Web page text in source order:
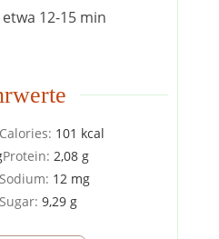
12-15 min
Calories: 101 kcal
Protein: 2,08 g
Sodium: 12 mg
Sugar: 9,29 g